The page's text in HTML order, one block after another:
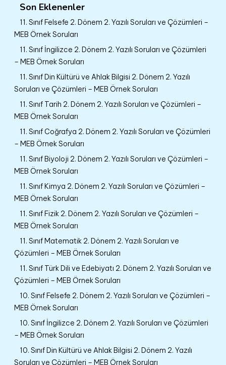
Son Eklenenler
11. Sınıf Felsefe 2. Dönem 2. Yazılı Soruları ve Çözümleri –
MEB Örnek Soruları
11. Sınıf İngilizce 2. Dönem 2. Yazılı Soruları ve Çözümleri
– MEB Örnek Soruları
11. Sınıf Din Kültürü ve Ahlak Bilgisi 2. Dönem 2. Yazılı
Soruları ve Çözümleri – MEB Örnek Soruları
11. Sınıf Tarih 2. Dönem 2. Yazılı Soruları ve Çözümleri –
MEB Örnek Soruları
11. Sınıf Coğrafya 2. Dönem 2. Yazılı Soruları ve Çözümleri
– MEB Örnek Soruları
11. Sınıf Biyoloji 2. Dönem 2. Yazılı Soruları ve Çözümleri –
MEB Örnek Soruları
11. Sınıf Kimya 2. Dönem 2. Yazılı Soruları ve Çözümleri –
MEB Örnek Soruları
11. Sınıf Fizik 2. Dönem 2. Yazılı Soruları ve Çözümleri –
MEB Örnek Soruları
11. Sınıf Matematik 2. Dönem 2. Yazılı Soruları ve
Çözümleri – MEB Örnek Soruları
11. Sınıf Türk Dili ve Edebiyatı 2. Dönem 2. Yazılı Soruları ve
Çözümleri – MEB Örnek Soruları
10. Sınıf Felsefe 2. Dönem 2. Yazılı Soruları ve Çözümleri –
MEB Örnek Soruları
10. Sınıf İngilizce 2. Dönem 2. Yazılı Soruları ve Çözümleri
– MEB Örnek Soruları
10. Sınıf Din Kültürü ve Ahlak Bilgisi 2. Dönem 2. Yazılı
Soruları ve Çözümleri – MEB Örnek Soruları